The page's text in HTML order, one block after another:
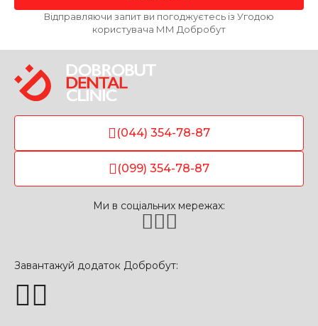
Відправляючи запит ви погоджуєтесь із Угодою
користувача ММ Добробут
(044) 354-78-87
(099) 354-78-87
Ми в соціальних мережах:
Завантажуй додаток Добробут: